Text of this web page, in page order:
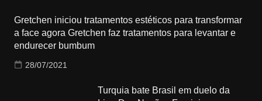
Gretchen iniciou tratamentos estéticos para transformar
a face agora Gretchen faz tratamentos para levantar e
endurecer bumbum
28/07/2021
Turquia bate Brasil em duelo da